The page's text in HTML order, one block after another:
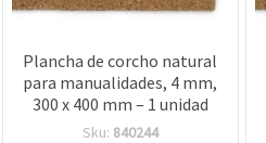
Plancha de corcho natural
para manualidades, 4 mm,
300 x 400 mm – 1 unidad
Sku: 840244